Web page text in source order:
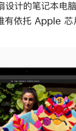
设计的笔记本电
有依托 Apple 芯